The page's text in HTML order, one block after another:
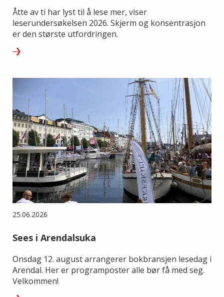
Åtte av ti har lyst til å lese mer, viser
leserundersøkelsen 2026. Skjerm og konsentrasjon
er den største utfordringen.
25.06.2026
Sees i Arendalsuka
Onsdag 12. august arrangerer bokbransjen lesedag i
Arendal. Her er programposter alle bør få med seg.
Velkommen!